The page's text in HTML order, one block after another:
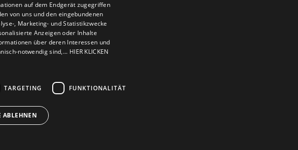
auf dem Endgerät zugegriffen
von uns und den eingebundenen
, Marketing- und Statistikzwecke
Anzeigen oder Inhalte
über deren Interessen und
notwendig sind,... HIER KLICKEN
TARGETING FUNKTIONALITÄT
ABLEHNEN